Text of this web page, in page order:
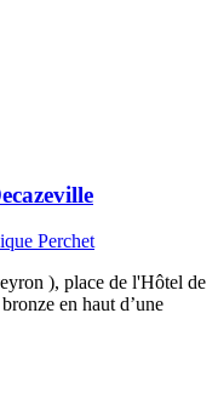
Perchet
), place de l'Hôtel de
en haut d’une